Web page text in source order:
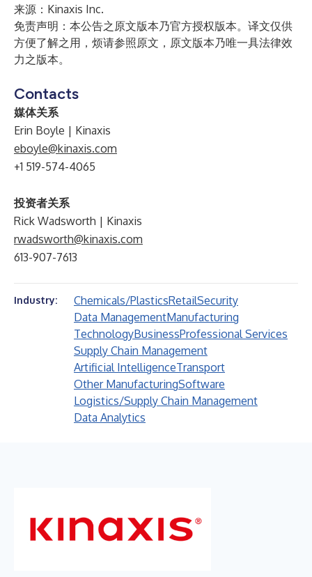
来源：Kinaxis Inc.
免责声明：本公告之原文版本乃官方授权版本。译文仅供
方便了解之用，烦请参照原文，原文版本乃唯一具法律效
力之版本。
Contacts
媒体关系
Erin Boyle | Kinaxis
eboyle@kinaxis.com
+1 519-574-4065
投资者关系
Rick Wadsworth | Kinaxis
rwadsworth@kinaxis.com
613-907-7613
Industry: Chemicals/PlasticsRetailSecurity
Data ManagementManufacturing
TechnologyBusinessProfessional Services
Supply Chain Management
Artificial IntelligenceTransport
Other ManufacturingSoftware
Logistics/Supply Chain Management
Data Analytics